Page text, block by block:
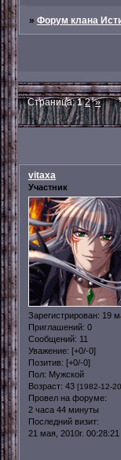
»Форум клана
Страница:1 2 »
vitaxa
Участник
Зарегистрирован: 19
Приглашений: 0
Сообщений: 11
Уважение: [+0/-0]
Позитив: [+0/-0]
Пол: Мужской
Возраст: 43 [1982-12-
Провел на форуме:
2 часа 44 минуты
Последний визит:
21 мая, 2010г. 00:28:21